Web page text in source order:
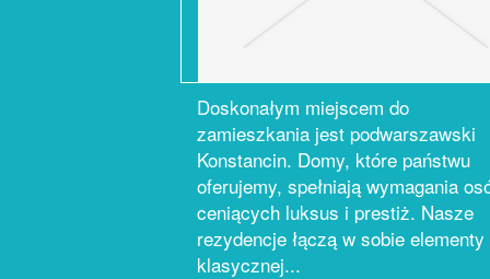
Doskonałym miejscem do
zamieszkania jest podwarszawski
Konstancin. Domy, które państwu
oferujemy, spełniają wymagania
ceniących luksus i prestiż. Nasze
rezydencje łączą w sobie elementy
klasycznej...